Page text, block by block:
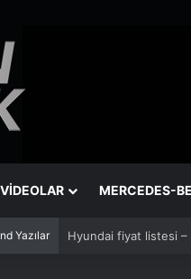
VİDEOLAR MERCEDES-
Yazılar Renault fiyat listesi –